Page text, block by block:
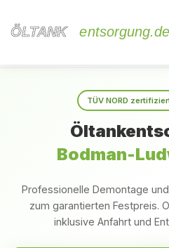
ÖLTANK
ÖLTANK entsorgung.de
TÜV NORD
Bodman-
Professionelle Demontage
zum garantierten Festpreis.
inklusive Anfahrt und